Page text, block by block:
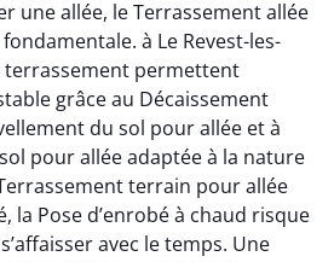
une allée, le Terrassement allée
à Le Revest-les-
terrassement permettent
grâce au Décaissement
du sol pour allée et à
pour allée adaptée à la nature
terrain pour allée
la Pose d’enrobé à chaud risque
avec le temps. Une